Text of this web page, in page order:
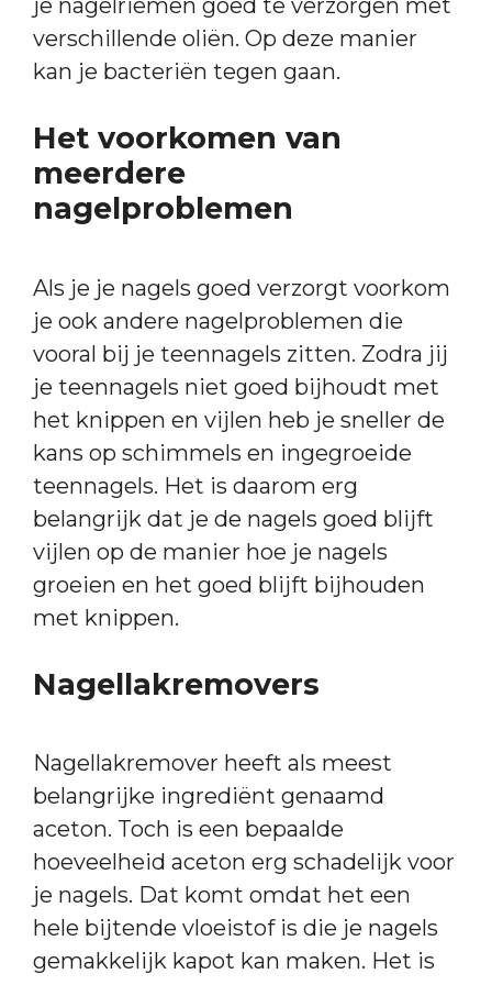
je nagelriemen goed te verzorgen met
verschillende oliën. Op deze manier
kan je bacteriën tegen gaan.
Het voorkomen van
meerdere
nagelproblemen
Als je je nagels goed verzorgt voorkom
je ook andere nagelproblemen die
vooral bij je teennagels zitten. Zodra jij
je teennagels niet goed bijhoudt met
het knippen en vijlen heb je sneller de
kans op schimmels en ingegroeide
teennagels. Het is daarom erg
belangrijk dat je de nagels goed blijft
vijlen op de manier hoe je nagels
groeien en het goed blijft bijhouden
met knippen.
Nagellakremovers
Nagellakremover heeft als meest
belangrijke ingrediënt genaamd
aceton. Toch is een bepaalde
hoeveelheid aceton erg schadelijk voor
je nagels. Dat komt omdat het een
hele bijtende vloeistof is die je nagels
gemakkelijk kapot kan maken. Het is